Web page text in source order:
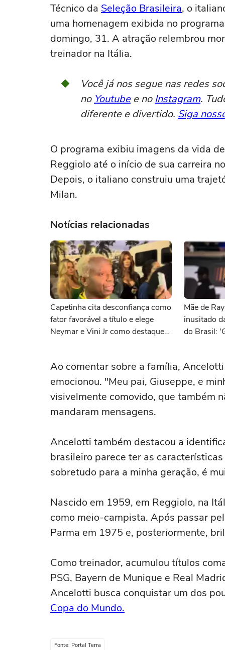
Técnico da Seleção Brasileira, o
uma homenagem exibida no
domingo, 31. A atração relembrou
treinador na Itália.
Você já nos segue nas redes
no Youtubee noInstagram.
diferente e divertido. Siga
O programa exibiu imagens da vida
Reggiolo até o início de sua carreira
Depois, o italiano construiu uma
Milan.
Notícias relacionadas
Capetinha cita desconfiança como
fator favorável a título e elege
Neymar e Vini Jr como destaques
Mãe de
inusitado
do Brasil:
Ao comentar sobre a família,
emocionou. "Meu pai, Giuseppe, e
visivelmente comovido, que também
mandaram mensagens.
Ancelotti também destacou a
brasileiro parece ter as
sobretudo para a minha geração, é
Nascido em 1959, em Reggiolo, na
como meio-campista. Após passar
Parma em 1975 e, posteriormente,
Como treinador, acumulou títulos
PSG, Bayern de Munique e Real
Ancelotti busca conquistar um dos
Copa do Mundo.
Fonte: Portal Terra